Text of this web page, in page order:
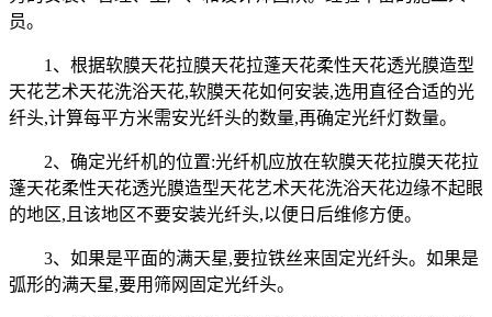
员。
1、根据软膜天花拉膜天花拉蓬天花柔性天花透光膜造型
天花艺术天花洗浴天花,软膜天花如何安装,选用直径合适的光
纤头,计算每平方米需安光纤头的数量,再确定光纤灯数量。
2、确定光纤机的位置:光纤机应放在软膜天花拉膜天花拉
蓬天花柔性天花透光膜造型天花艺术天花洗浴天花边缘不起眼
的地区,且该地区不要安装光纤头,以便日后维修方便。
3、如果是平面的满天星,要拉铁丝来固定光纤头。如果是
弧形的满天星,要用筛网固定光纤头。